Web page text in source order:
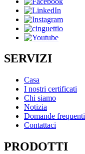
SERVIZI
Casa
I nostri certificati
Chi siamo
Notizia
Domande frequenti
Contattaci
PRODOTTI